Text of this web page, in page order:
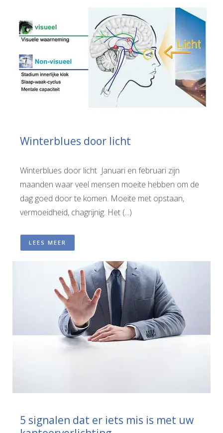
Winterblues door licht
Winterblues door licht Januari en februari zijn
maanden waar veel mensen moeite hebben om de
dag goed door te komen. Moeite met opstaan,
vermoeidheid, chagrijnig. Het (...)
LEES MEER
5 signalen dat er iets mis is met uw